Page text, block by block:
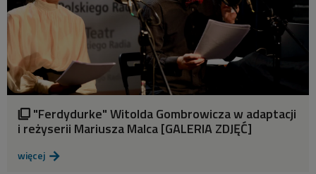
 "Ferdydurke" Witolda Gombrowicza w adaptacji
i reżyserii Mariusza Malca [GALERIA ZDJĘĆ]
więcej 